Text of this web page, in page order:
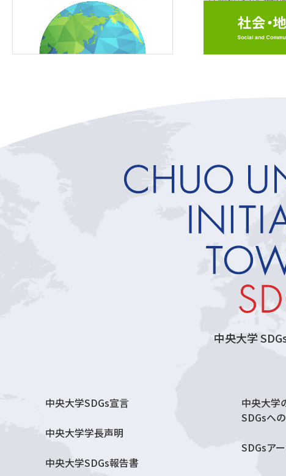
中央大学
中央大学SDGs宣言
中央大学学長声明
中央大学SDGs報告書
中央大学
SDGsへ
SDGsア